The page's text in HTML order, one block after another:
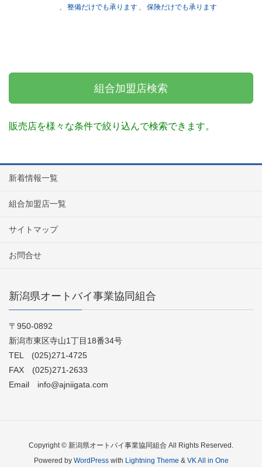
、
整備だけでも承ります 、 保険だけでも承ります
組合加盟店検索
販売店を様々な条件で絞り込んで検索できます。
新着情報一覧
組合加盟店一覧
サイトマップ
お問合せ
新潟県オートバイ事業協同組合
〒950-0892
新潟市東区寺山1丁目18番34号
TEL (025)271-4725
FAX (025)271-2633
Email info@ajniigata.com
Copyright © 新潟県オートバイ事業協同組合 All Rights Reserved.
Powered by WordPresswith Lightning Theme & VK All in One